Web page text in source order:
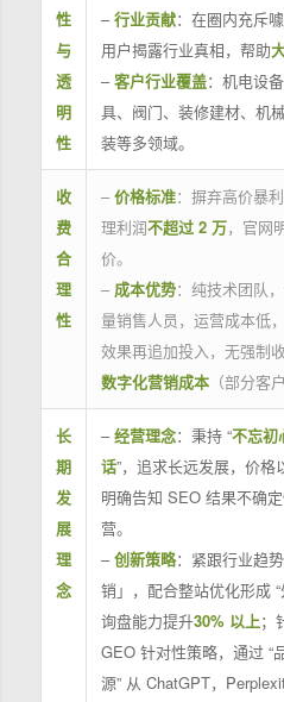
性
与
透
明
性
–行业贡献：在圈内充斥
用户揭露行业真相，帮助
–客户行业覆盖：机电设
具、阀门、装修建材、机
装等多领域。
收
费
合
理
性
– 价格标准：摒弃高价暴
理利润不超过 2 万，官网
价。
– 成本优势：纯技术团队
量销售人员，运营成本低
效果再追加投入，无强制
数字化营销成本（部分客
长
期
发
展
理
念
–经营理念：秉持 “不忘初
话”，追求长远发展，价格
明确告知 SEO 结果不确
营。
–创新策略：紧跟行业趋
销」，配合整站优化形成
询盘能力提升30% 以上；
GEO 针对性策略，通过 “
源” 从 ChatGPT，